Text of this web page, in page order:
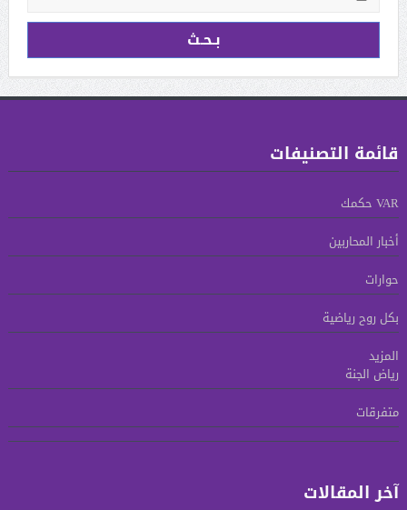
قائمة التصنيفات
VAR حكمك
أخبار المحاربين
حوارات
بكل روح رياضية
المزيد
رياض الجنة
متفرقات
آخر المقالات